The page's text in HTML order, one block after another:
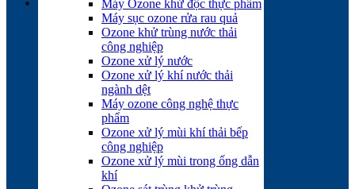
Máy Ozone khử độc thực phẩm
Máy sục ozone rửa rau quả
Ozone khử trùng nước thải
công nghiệp
Ozone xử lý nước
Ozone xử lý khí nước thải
ngành dệt
Máy ozone công nghệ thực
phẩm
Ozone xử lý mùi khí thải bếp
công nghiệp
Ozone xử lý mùi trong ống dẫn
khí